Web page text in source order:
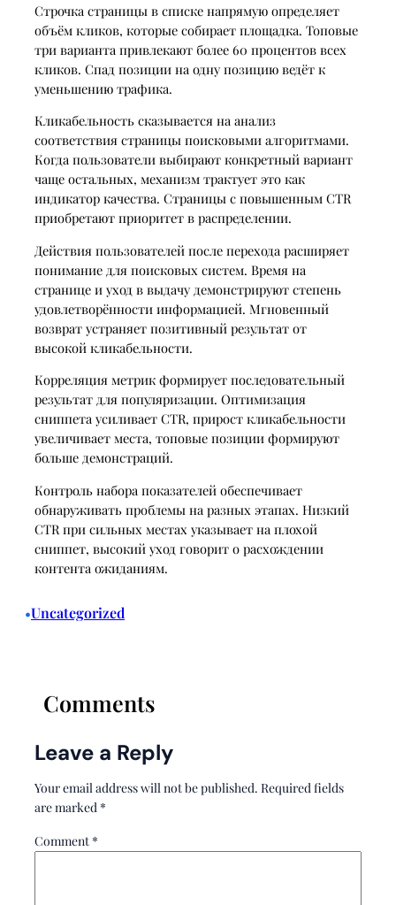
Строчка страницы в списке напрямую определяет
объём кликов, которые собирает площадка. Топовые
три варианта привлекают более 60 процентов всех
кликов. Спад позиции на одну позицию ведёт к
уменьшению трафика.
Кликабельность сказывается на анализ
соответствия страницы поисковыми алгоритмами.
Когда пользователи выбирают конкретный вариант
чаще остальных, механизм трактует это как
индикатор качества. Страницы с повышенным CTR
приобретают приоритет в распределении.
Действия пользователей после перехода расширяет
понимание для поисковых систем. Время на
странице и уход в выдачу демонстрируют степень
удовлетворённости информацией. Мгновенный
возврат устраняет позитивный результат от
высокой кликабельности.
Корреляция метрик формирует последовательный
результат для популяризации. Оптимизация
сниппета усиливает CTR, прирост кликабельности
увеличивает места, топовые позиции формируют
больше демонстраций.
Контроль набора показателей обеспечивает
обнаруживать проблемы на разных этапах. Низкий
CTR при сильных местах указывает на плохой
сниппет, высокий уход говорит о расхождении
контента ожиданиям.
•Uncategorized
Comments
Leave a Reply
Your email address will not be published. Required fields
are marked *
Comment *